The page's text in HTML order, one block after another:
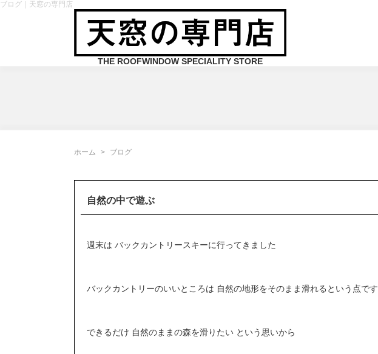
ブログ｜天窓の専門店
THE ROOFWINDOW SPECIALITY STORE
ホーム ブログ
自然の中で遊ぶ
週末は バックカントリースキーに行ってきました
バックカントリーのいいところは 自然の地形をそのまま滑れるという点です
できるだけ 自然のままの森を滑りたい という思いから